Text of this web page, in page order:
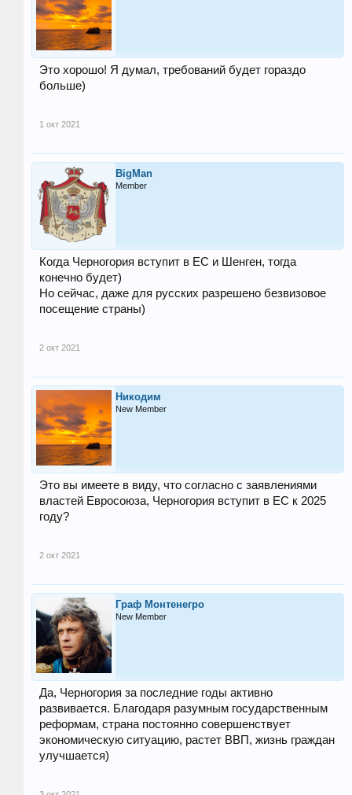
Это хорошо! Я думал, требований будет гораздо
больше)
1 окт 2021
BigMan
Member
Когда Черногория вступит в ЕС и Шенген, тогда
конечно будет)
Но сейчас, даже для русских разрешено безвизовое
посещение страны)
2 окт 2021
Никодим
New Member
Это вы имеете в виду, что согласно с заявлениями
властей Евросоюза, Черногория вступит в ЕС к 2025
году?
2 окт 2021
Граф Монтенегро
New Member
Да, Черногория за последние годы активно
развивается. Благодаря разумным государственным
реформам, страна постоянно совершенствует
экономическую ситуацию, растет ВВП, жизнь граждан
улучшается)